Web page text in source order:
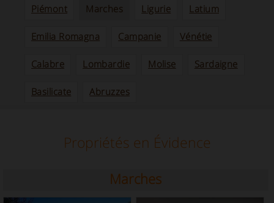
Piémont Marches Ligurie Latium
Emilia Romagna Campanie Vénétie
Calabre Lombardie Molise Sardaigne
Basilicate Abruzzes
Propriétés en Évidence
Marches